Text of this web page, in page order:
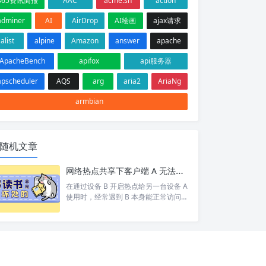
AI AirDrop AI绘画
ajax请求
alist
alpine Amazon answer
apache
apifox
api服务器
AQS arg aria2
AriaNg
armbian
随机文章
网络热点共享下客户端 A 无法访问目标设备 C 排查
在通过设备 B 开启热点给另一台设备 A
使用时，经常遇到 B 本身能正常访问网